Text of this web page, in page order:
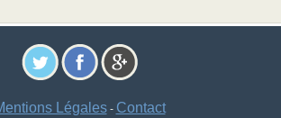
Légales- Contact